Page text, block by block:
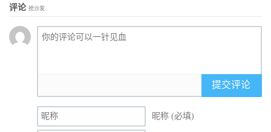
评论 抢沙发
提交评论
昵称 (必填)